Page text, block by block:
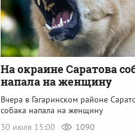
На окраине Саратова
напала на женщину
Вчера в Гагаринском районе
собака напала на женщину
30 июля 15:00
1090